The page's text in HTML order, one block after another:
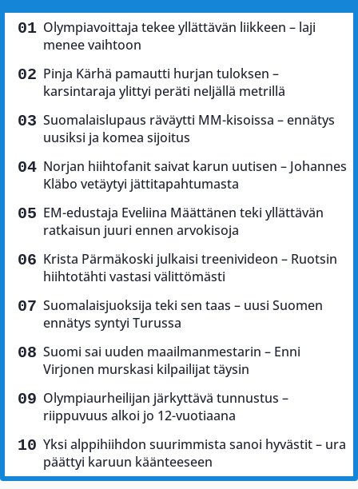
Olympiavoittaja tekee yllättävän liikkeen – laji
menee vaihtoon
Pinja Kärhä pamautti hurjan tuloksen –
karsintaraja ylittyi peräti neljällä metrillä
Suomalaislupaus räväytti MM-kisoissa – ennätys
uusiksi ja komea sijoitus
Norjan hiihtofanit saivat karun uutisen – Johannes
Kläbo vetäytyi jättitapahtumasta
EM-edustaja Eveliina Määttänen teki yllättävän
ratkaisun juuri ennen arvokisoja
Krista Pärmäkoski julkaisi treenivideon – Ruotsin
hiihtotähti vastasi välittömästi
Suomalaisjuoksija teki sen taas – uusi Suomen
ennätys syntyi Turussa
Suomi sai uuden maailmanmestarin – Enni
Virjonen murskasi kilpailijat täysin
Olympiaurheilijan järkyttävä tunnustus –
riippuvuus alkoi jo 12-vuotiaana
Yksi alppihiihdon suurimmista sanoi hyvästit – ura
päättyi karuun käänteeseen